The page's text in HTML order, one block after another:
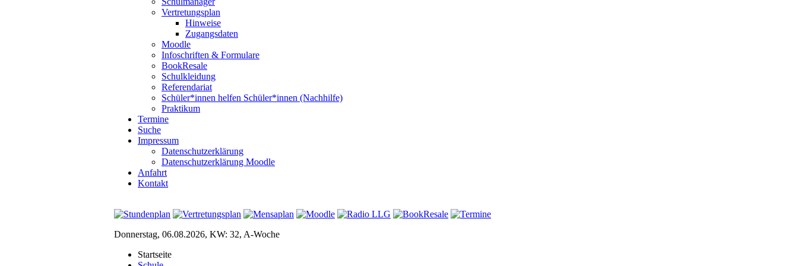
Vertretungsplan
Hinweise
Zugangsdaten
Moodle
Infoschriften & Formulare
BookResale
Schulkleidung
Referendariat
Schüler*innen helfen Schüler*innen (Nachhilfe)
Praktikum
Termine
Suche
Impressum
Datenschutzerklärung
Datenschutzerklärung Moodle
Anfahrt
Kontakt
Donnerstag, 06.08.2026, KW: 32, A-Woche
Startseite